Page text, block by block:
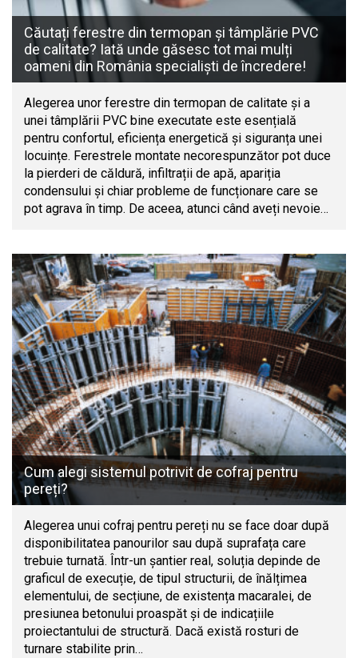
Căutați ferestre din termopan și tâmplărie PVC
de calitate? Iată unde găsesc tot mai mulți
oameni din România specialiști de încredere!
Alegerea unor ferestre din termopan de calitate și a
unei tâmplării PVC bine executate este esențială
pentru confortul, eficiența energetică și siguranța unei
locuințe. Ferestrele montate necorespunzător pot duce
la pierderi de căldură, infiltrații de apă, apariția
condensului și chiar probleme de funcționare care se
pot agrava în timp. De aceea, atunci când aveți nevoie…
Cum alegi sistemul potrivit de cofraj pentru
pereți?
Alegerea unui cofraj pentru pereți nu se face doar după
disponibilitatea panourilor sau după suprafața care
trebuie turnată. Într-un șantier real, soluția depinde de
graficul de execuție, de tipul structurii, de înălțimea
elementului, de secțiune, de existența macaralei, de
presiunea betonului proaspăt și de indicațiile
proiectantului de structură. Dacă există rosturi de
turnare stabilite prin…